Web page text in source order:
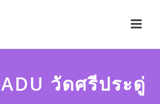
วัดศรีประดู่